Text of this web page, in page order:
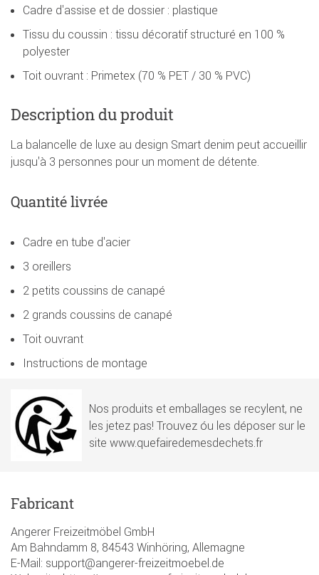
Cadre d'assise et de dossier : plastique
Tissu du coussin : tissu décoratif structuré en 100 %
polyester
Toit ouvrant : Primetex (70 % PET / 30 % PVC)
Description du produit
La balancelle de luxe au design Smart denim peut accueillir
jusqu'à 3 personnes pour un moment de détente.
Quantité livrée
Cadre en tube d'acier
3 oreillers
2 petits coussins de canapé
2 grands coussins de canapé
Toit ouvrant
Instructions de montage
Nos produits et emballages se recylent, ne
les jetez pas! Trouvez óu les déposer sur le
site www.quefairedemesdechets.fr
Fabricant
Angerer Freizeitmöbel GmbH
Am Bahndamm 8, 84543 Winhöring, Allemagne
E-Mail: support@angerer-freizeitmoebel.de